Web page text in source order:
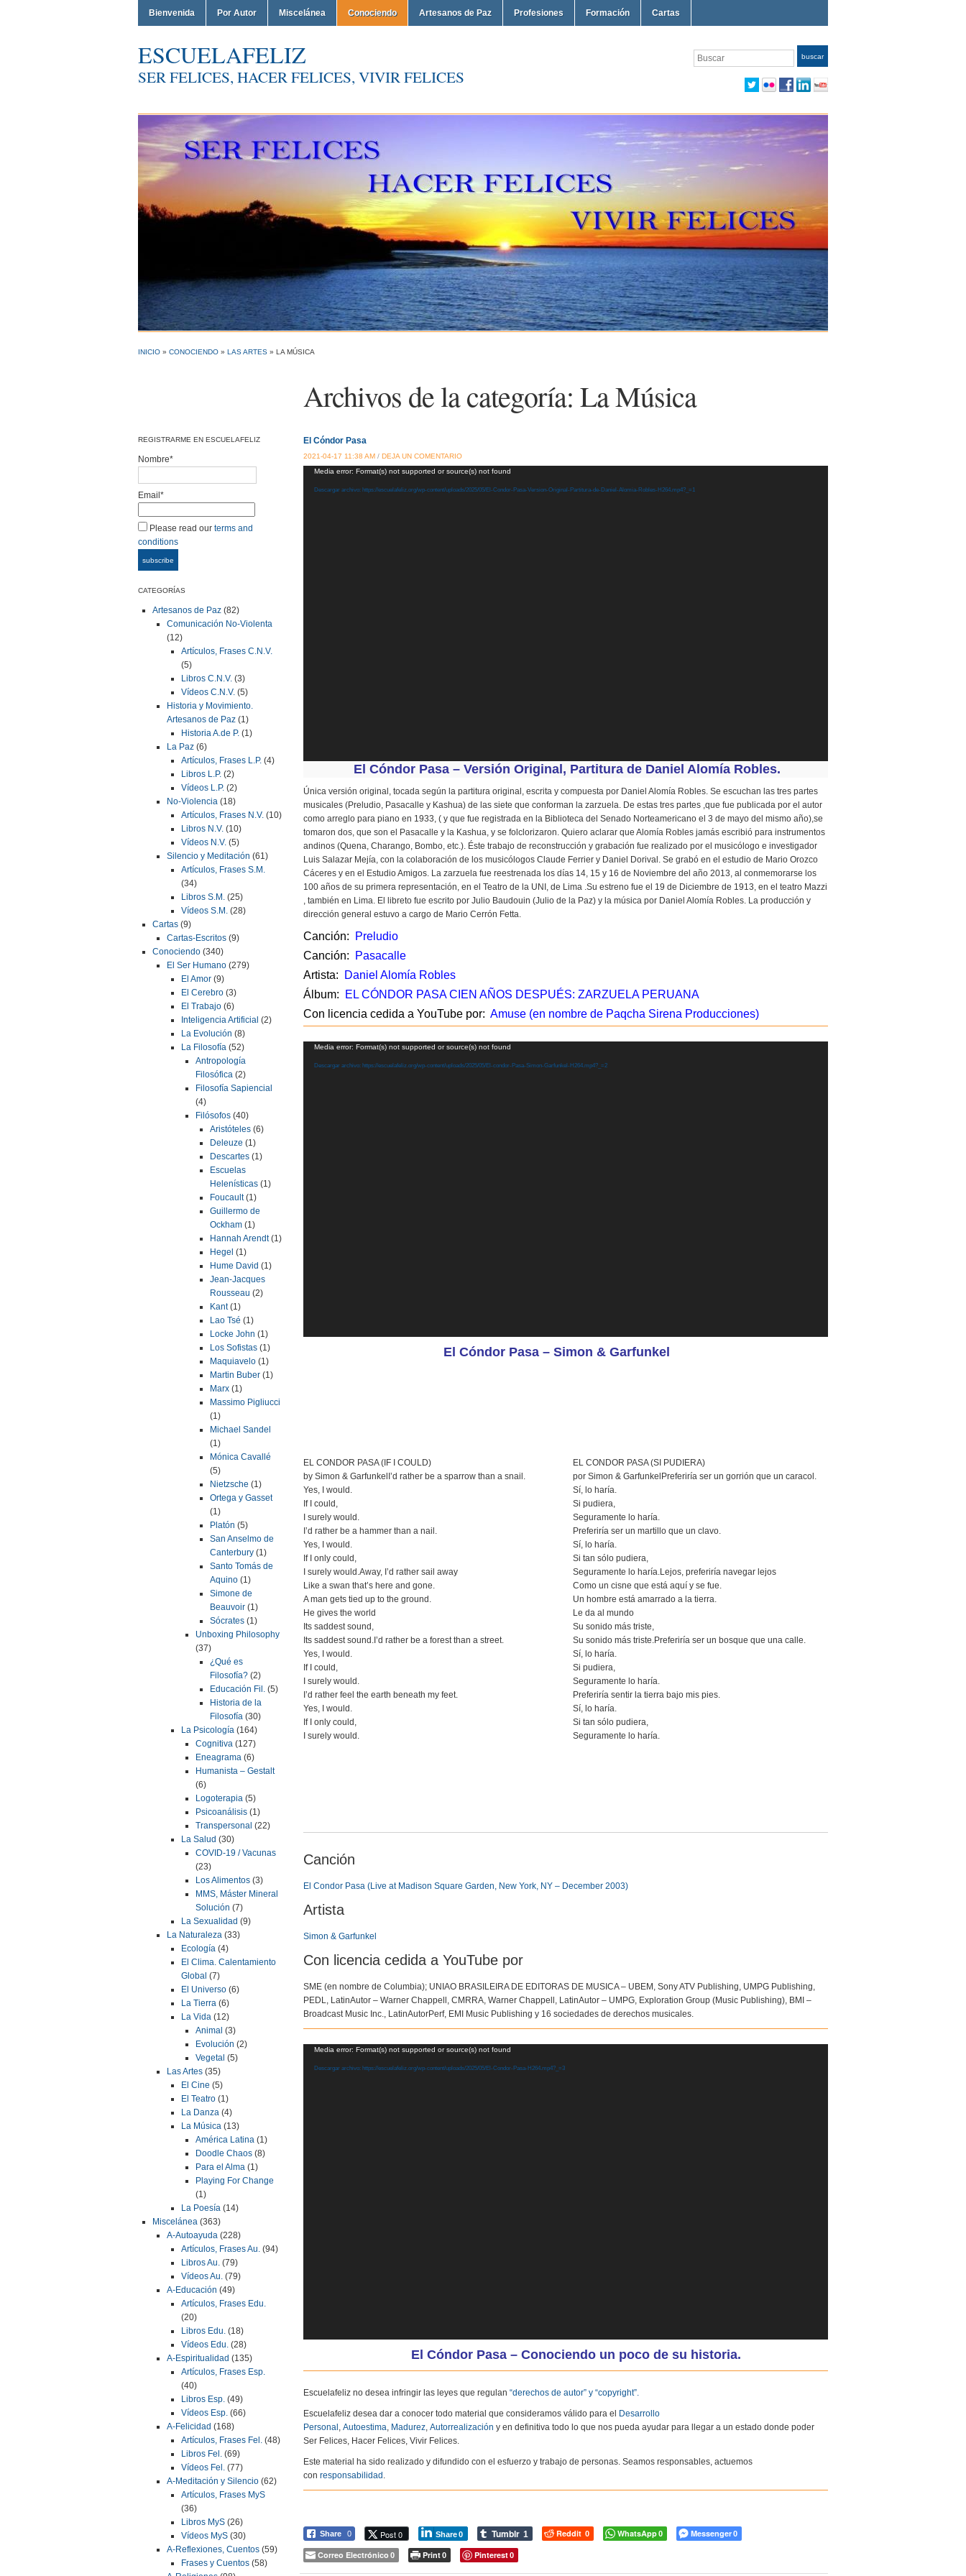
Bienvenida Por Autor Miscelánea Conociendo Artesanos de Paz Profesiones Formación Cartas
ESCUELAFELIZ
SER FELICES, HACER FELICES, VIVIR FELICES
Buscar buscar
INICIO » CONOCIENDO » LAS ARTES » LA MÚSICA
Archivos de la categoría: La Música
REGISTRARME EN ESCUELAFELIZ
Nombre*
Email*
Please read our terms and
conditions
CATEGORÍAS
Artesanos de Paz (82)
Comunicación No-Violenta
(12)
Artículos, Frases C.N.V.
(5)
Libros C.N.V. (3)
Vídeos C.N.V. (5)
Historia y Movimiento.
Artesanos de Paz (1)
Historia A.de P. (1)
La Paz (6)
Artículos, Frases L.P. (4)
Libros L.P. (2)
Vídeos L.P. (2)
No-Violencia (18)
Artículos, Frases N.V. (10)
Libros N.V. (10)
Vídeos N.V. (5)
Silencio y Meditación (61)
Artículos, Frases S.M.
(34)
Libros S.M. (25)
Vídeos S.M. (28)
Cartas (9)
Cartas-Escritos (9)
Conociendo (340)
El Ser Humano (279)
El Amor (9)
El Cerebro (3)
El Trabajo (6)
Inteligencia Artificial (2)
La Evolución (8)
La Filosofía (52)
Antropología
Filosófica (2)
Filosofía Sapiencial
(4)
Filósofos (40)
Aristóteles (6)
Deleuze (1)
Descartes (1)
Escuelas
Helenísticas (1)
Foucault(1)
Guillermo de
Ockham (1)
Hannah Arendt(1)
Hegel (1)
Hume David (1)
Jean-Jacques
Rousseau (2)
Kant(1)
Lao Tsé (1)
Locke John (1)
Los Sofistas (1)
Maquiavelo (1)
Martin Buber (1)
Marx (1)
Massimo Pigliucci
(1)
Michael Sandel
(1)
Mónica Cavallé
(5)
Nietzsche (1)
Ortega y Gasset
(1)
Platón (5)
San Anselmo de
Canterbury (1)
Santo Tomás de
Aquino (1)
Simone de
Beauvoir (1)
Sócrates (1)
Unboxing Philosophy
(37)
¿Qué es
Filosofía? (2)
Educación Fil. (5)
Historia de la
Filosofía (30)
La Psicología (164)
Cognitiva (127)
Eneagrama (6)
Humanista – Gestalt
(6)
Logoterapia (5)
Psicoanálisis (1)
Transpersonal (22)
La Salud (30)
COVID-19 / Vacunas
(23)
Los Alimentos (3)
MMS, Máster Mineral
Solución (7)
La Sexualidad (9)
La Naturaleza (33)
Ecología (4)
El Clima. Calentamiento
Global (7)
El Universo (6)
La Tierra (6)
La Vida (12)
Animal (3)
Evolución (2)
Vegetal (5)
Las Artes (35)
El Cine (5)
El Teatro (1)
La Danza (4)
La Música (13)
América Latina (1)
Doodle Chaos (8)
Para el Alma (1)
Playing For Change
(1)
La Poesía (14)
Miscelánea (363)
A-Autoayuda (228)
Artículos, Frases Au. (94)
Libros Au. (79)
Vídeos Au. (79)
A-Educación (49)
Artículos, Frases Edu.
(20)
Libros Edu. (18)
Vídeos Edu. (28)
A-Espiritualidad (135)
Artículos, Frases Esp.
(40)
Libros Esp. (49)
Vídeos Esp. (66)
A-Felicidad (168)
Artículos, Frases Fel. (48)
Libros Fel. (69)
Vídeos Fel. (77)
A-Meditación y Silencio (62)
Artículos, Frases MyS
(36)
Libros MyS (26)
Vídeos MyS (30)
A-Reflexiones, Cuentos (59)
Frases y Cuentos (58)
El Cóndor Pasa
2021-04-17 11:38 AM / DEJA UN COMENTARIO
Reproductor
Media error: Format(s) not supported or source(s) not found
Descargar archivo: https://escuelafeliz.org/wp-content/uploads/2025/05/El-Condor-Pasa-Version-Original-Partitura-de-Daniel-Alomia-Robles-H264.mp4?_=1
El Cóndor Pasa – Versión Original, Partitura de Daniel Alomía Robles.
Única versión original, tocada según la partitura original, escrita y compuesta por Daniel Alomía Robles. Se escuchan las tres partes
musicales (Preludio, Pasacalle y Kashua) de las siete que conforman la zarzuela. De estas tres partes ,que fue publicada por el autor
como arreglo para piano en 1933, ( y que fue registrada en la Biblioteca del Senado Norteamericano el 3 de mayo del mismo año),se
tomaron dos, que son el Pasacalle y la Kashua, y se folclorizaron. Quiero aclarar que Alomía Robles jamás escribió para instrumentos
andinos (Quena, Charango, Bombo, etc.). Éste trabajo de reconstrucción y grabación fue realizado por el musicólogo e investigador
Luis Salazar Mejía, con la colaboración de los musicólogos Claude Ferrier y Daniel Dorival. Se grabó en el estudio de Mario Orozco
Cáceres y en el Estudio Amigos. La zarzuela fue reestrenada los días 14, 15 y 16 de Noviembre del año 2013, al conmemorarse los
100 años de su primera representación, en el Teatro de la UNI, de Lima .Su estreno fue el 19 de Diciembre de 1913, en el teatro Mazzi
, también en Lima. El libreto fue escrito por Julio Baudouin (Julio de la Paz) y la música por Daniel Alomía Robles. La producción y
dirección general estuvo a cargo de Mario Cerrón Fetta.
Canción: Preludio
Canción:
Pasacalle
Artista: Daniel Alomía Robles
Álbum: EL CÓNDOR PASA CIEN AÑOS DESPUÉS: ZARZUELA PERUANA
Con licencia cedida a YouTube por: Amuse (en nombre de Paqcha Sirena Producciones)
Reproductor
Media error: Format(s) not supported or source(s) not found
Descargar archivo: https://escuelafeliz.org/wp-content/uploads/2025/05/El-condor-Pasa-Simon-Garfunkel-H264.mp4?_=2
El Cóndor Pasa – Simon & Garfunkel
EL CONDOR PASA (IF I COULD)
by Simon & GarfunkelI’d rather be a sparrow than a snail.
Yes, I would.
If I could,
I surely would.
I’d rather be a hammer than a nail.
Yes, I would.
If I only could,
I surely would.Away, I’d rather sail away
Like a swan that’s here and gone.
A man gets tied up to the ground.
He gives the world
Its saddest sound,
Its saddest sound.I’d rather be a forest than a street.
Yes, I would.
If I could,
I surely would.
I’d rather feel the earth beneath my feet.
Yes, I would.
If I only could,
I surely would.
EL CONDOR PASA (SI PUDIERA)
por Simon & GarfunkelPreferiría ser un gorrión que un caracol.
Sí, lo haría.
Si pudiera,
Seguramente lo haría.
Preferiría ser un martillo que un clavo.
Sí, lo haría.
Si tan sólo pudiera,
Seguramente lo haría.Lejos, preferiría navegar lejos
Como un cisne que está aquí y se fue.
Un hombre está amarrado a la tierra.
Le da al mundo
Su sonido más triste,
Su sonido más triste.Preferiría ser un bosque que una calle.
Sí, lo haría.
Si pudiera,
Seguramente lo haría.
Preferiría sentir la tierra bajo mis pies.
Sí, lo haría.
Si tan sólo pudiera,
Seguramente lo haría.
Canción
El Condor Pasa (Live at Madison Square Garden, New York, NY – December 2003)
Artista
Simon & Garfunkel
Con licencia cedida a YouTube por
SME (en nombre de Columbia); UNIAO BRASILEIRA DE EDITORAS DE MUSICA – UBEM, Sony ATV Publishing, UMPG Publishing,
PEDL, LatinAutor – Warner Chappell, CMRRA, Warner Chappell, LatinAutor – UMPG, Exploration Group (Music Publishing), BMI –
Broadcast Music Inc., LatinAutorPerf, EMI Music Publishing y 16 sociedades de derechos musicales.
Reproductor
Media error: Format(s) not supported or source(s) not found
Descargar archivo: https://escuelafeliz.org/wp-content/uploads/2025/05/El-Condor-Pasa-H264.mp4?_=3
El Cóndor Pasa – Conociendo un poco de su historia.
Escuelafeliz no desea infringir las leyes que regulan “derechos de autor” y “copyright”.
Escuelafeliz desea dar a conocer todo material que consideramos válido para el
Desarrollo
Personal , Autoestima, Madurez, Autorrealización y en definitiva todo lo que nos pueda ayudar para llegar a un estado donde poder
Ser Felices, Hacer Felices, Vivir Felices.
Este material ha sido realizado y difundido con el esfuerzo y trabajo de personas. Seamos responsables, actuemos
con responsabilidad .
Share 0 Post 0 Share0 Tumblr 1 Reddit 0 WhatsApp0 Messenger0
Correo Electrónico 0 Print0 Pinterest0